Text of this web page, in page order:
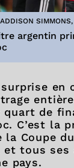
argentin
surprise en
quart de
C’est la
la Coupe
et tous
pays.